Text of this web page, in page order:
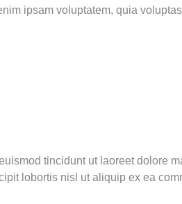
ipsam voluptatem, quia
tincidunt ut laoreet dolore
lobortis nisl ut aliquip ex ea